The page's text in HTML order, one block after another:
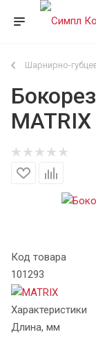
Шарнирно-
Код товара
101293
Характеристики
Длина, мм